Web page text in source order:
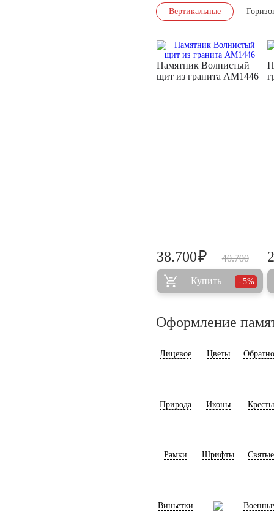
Вертикальные
Памятник Волнистый
щит из гранита AM1446
40.700
38.700₽
Купить 5%
Оформление
Лицевое Цветы
Природа Иконы Кресты
Рамки Шрифты Святые
Виньетки